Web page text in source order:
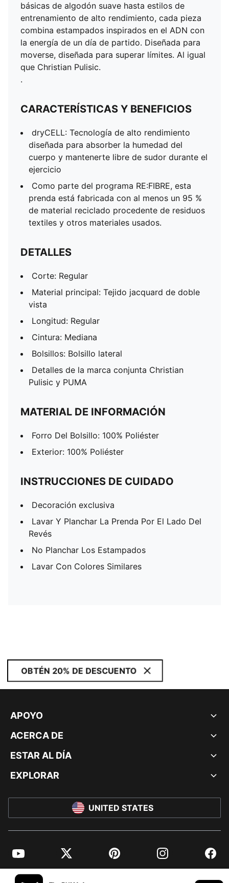
básicas de algodón suave hasta estilos de
entrenamiento de alto rendimiento, cada pieza
combina estampados inspirados en el ADN con
la energía de un día de partido. Diseñada para
moverse, diseñada para superar límites. Al igual
que Christian Pulisic.
.
CARACTERÍSTICAS Y BENEFICIOS
dryCELL: Tecnología de alto rendimiento
diseñada para absorber la humedad del
cuerpo y mantenerte libre de sudor durante el
ejercicio
Como parte del programa RE:FIBRE, esta
prenda está fabricada con al menos un 95 %
de material reciclado procedente de residuos
textiles y otros materiales usados.
DETALLES
Corte: Regular
Material principal: Tejido jacquard de doble
vista
Longitud: Regular
Cintura: Mediana
Bolsillos: Bolsillo lateral
Detalles de la marca conjunta Christian
Pulisic y PUMA
MATERIAL DE INFORMACIÓN
Forro Del Bolsillo: 100% Poliéster
Exterior: 100% Poliéster
INSTRUCCIONES DE CUIDADO
Decoración exclusiva
Lavar Y Planchar La Prenda Por El Lado Del
Revés
No Planchar Los Estampados
Lavar Con Colores Similares
OBTÉN 20% DE DESCUENTO
APOYO
ACERCA DE
ESTAR AL DÍA
EXPLORAR
UNITED STATES
YouTube Twitter Pinterest Instagram
© PUMA NORTH AMERICA, INC.